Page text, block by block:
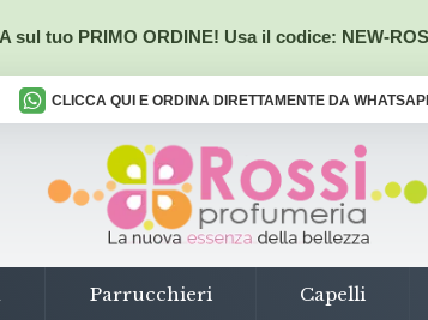
sul tuo PRIMO ORDINE! Usa il codice: NEW-
CLICCA QUI E ORDINA DIRETTAMENTE DA
Parrucchieri Capelli